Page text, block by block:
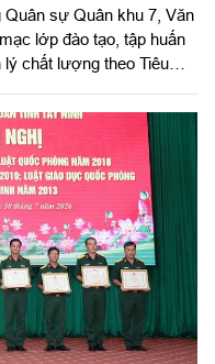
sự Quân khu 7, Văn
lớp đào tạo, tập huấn
chất lượng theo Tiêu